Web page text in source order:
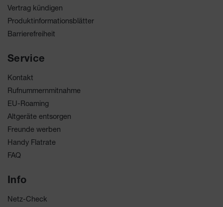
Vertrag kündigen
Produktinformationsblätter
Barrierefreiheit
Service
Kontakt
Rufnummernmitnahme
EU-Roaming
Altgeräte entsorgen
Freunde werben
Handy Flatrate
FAQ
Info
Netz-Check